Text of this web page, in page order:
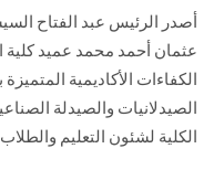
أصدر الرئيس عبد الفتاح
عثمان أحمد محمد عميد كلية
الكفاءات الأكاديمية
الصيدلانيات والصيدلة
الكلية لشئون التعليم والطلاب